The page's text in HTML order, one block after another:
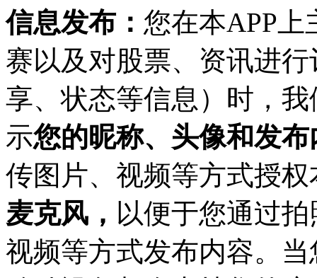
信息发布： 您在本APP
赛以及对股票、资讯进
享、状态等信息）时，
示您的昵称、头像和发布
传图片、视频等方式授权
麦克风， 以便于您通过
视频等方式发布内容。